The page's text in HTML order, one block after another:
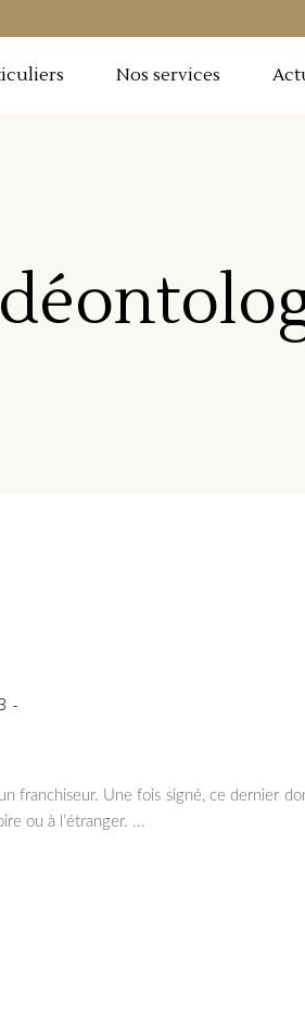
Nos services
franchiseur. Une fois signé, ce dernier
ou à l’étranger.